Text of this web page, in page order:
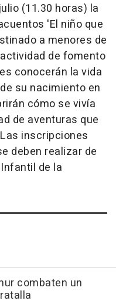
(11.30 horas) la
'El niño que
a menores de
de fomento
conocerán la vida
su nacimiento en
cómo se vivía
de aventuras que
inscripciones
deben realizar de
de la
combaten un